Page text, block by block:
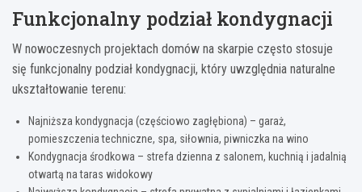
Funkcjonalny podział kondygnacji
W nowoczesnych projektach domów na skarpie często stosuje
się funkcjonalny podział kondygnacji, który uwzględnia naturalne
ukształtowanie terenu:
Najniższa kondygnacja (częściowo zagłębiona) – garaż,
pomieszczenia techniczne, spa, siłownia, piwniczka na wino
Kondygnacja środkowa – strefa dzienna z salonem, kuchnią i jadalnią
otwartą na taras widokowy